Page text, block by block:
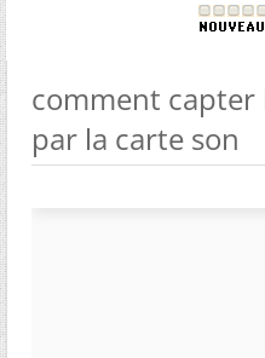
comment capter
par la carte son